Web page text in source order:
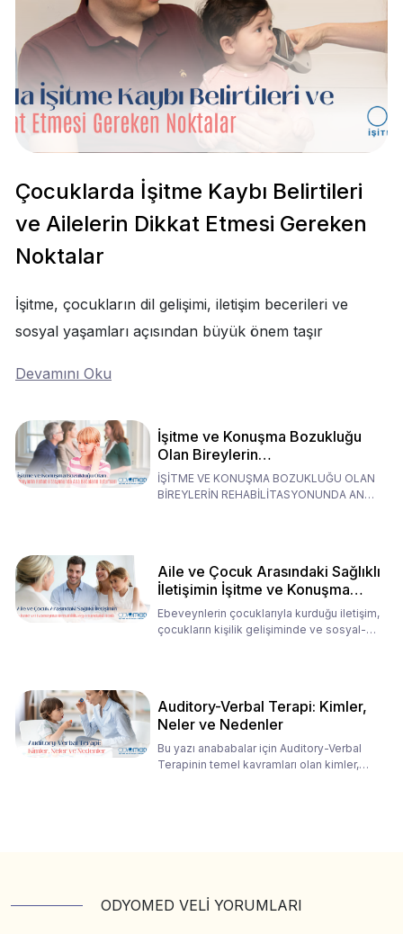
Çocuklarda İşitme Kaybı Belirtileri
ve Ailelerin Dikkat Etmesi Gereken
Noktalar
İşitme, çocukların dil gelişimi, iletişim becerileri ve
sosyal yaşamları açısından büyük önem taşır
Devamını Oku
İşitme ve Konuşma Bozukluğu
Olan Bireylerin
Rehabilitasyonunda Ana
Babaların Tutumları
İŞİTME VE KONUŞMA BOZUKLUĞU OLAN
BİREYLERİN REHABİLİTASYONUNDA ANA
Aile ve Çocuk Arasındaki Sağlıklı
İletişimin İşitme ve Konuşma
Rehabilitasyonundaki Rolü
Ebeveynlerin çocuklarıyla kurduğu iletişim,
çocukların kişilik gelişiminde ve sosyal-
Auditory-Verbal Terapi: Kimler,
Neler ve Nedenler
Bu yazı anababalar için Auditory-Verbal
Terapinin temel kavramları olan kimler,
ODYOMED VELİ YORUMLARI